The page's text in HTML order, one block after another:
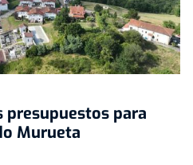
presupuestos para
Murueta